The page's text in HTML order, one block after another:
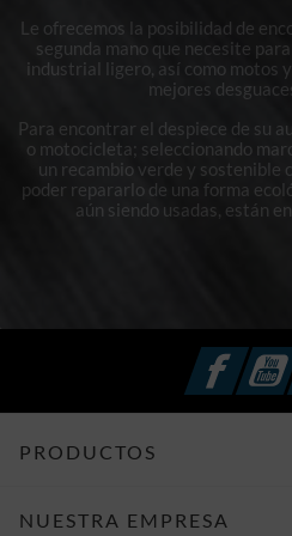
Le ofrecemos la posibilidad de
segunda mano que necesite
industrial ligero, así como motos
mejores
Para encontrar el despiece de su
o motocicleta; seleccionando
un recambio verde y sostenible
poder repararlo de una forma
aún siendo usadas, están
PRODUCTOS
NUESTRA EMPRESA